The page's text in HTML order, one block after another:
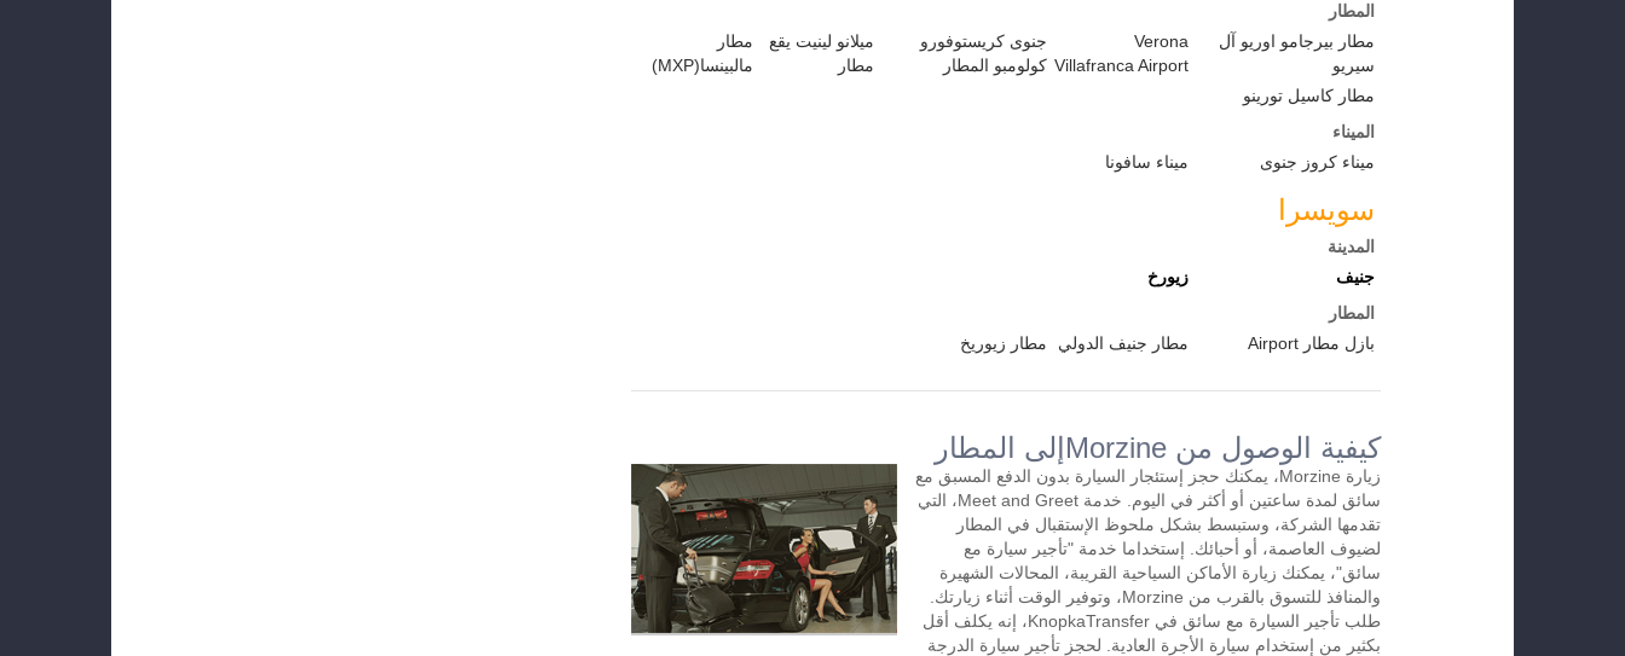
المطار
مطار بيرجامو اوريو آل
سيريو
Verona
Villafranca Airport
جنوى كريستوفورو
كولومبو المطار
ميلانو لينيت يقع
مطار
مطار
مالبينسا(MXP)
مطار كاسيل تورينو
الميناء
ميناء كروز جنوى
ميناء سافونا
سويسرا
المدينة
جنيف
زيورخ
المطار
بازل مطار Airport
مطار جنيف الدولي مطار زيوريخ
كيفية الوصول من Morzineإلى المطار
زيارة Morzine، يمكنك حجز إستئجار السيارة بدون الدفع المسبق مع
سائق لمدة ساعتين أو أكثر في اليوم. خدمة Meet and Greet، التي
تقدمها الشركة، وستبسط بشكل ملحوظ الإستقبال في المطار
لضيوف العاصمة، أو أحبائك. إستخداما خدمة "تأجير سيارة مع
سائق"، يمكنك زيارة الأماكن السياحية القريبة، المحالات الشهيرة
والمنافذ للتسوق بالقرب من Morzine، وتوفير الوقت أثناء زيارتك.
طلب تأجير السيارة مع سائق في KnopkaTransfer، إنه يكلف أقل
بكثير من إستخدام سيارة الأجرة العادية. لحجز تأجير سيارة الدرجة